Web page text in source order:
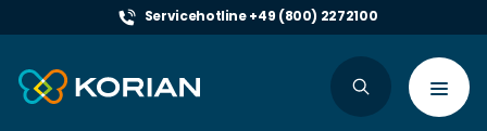
Servicehotline +49 (800) 2272100